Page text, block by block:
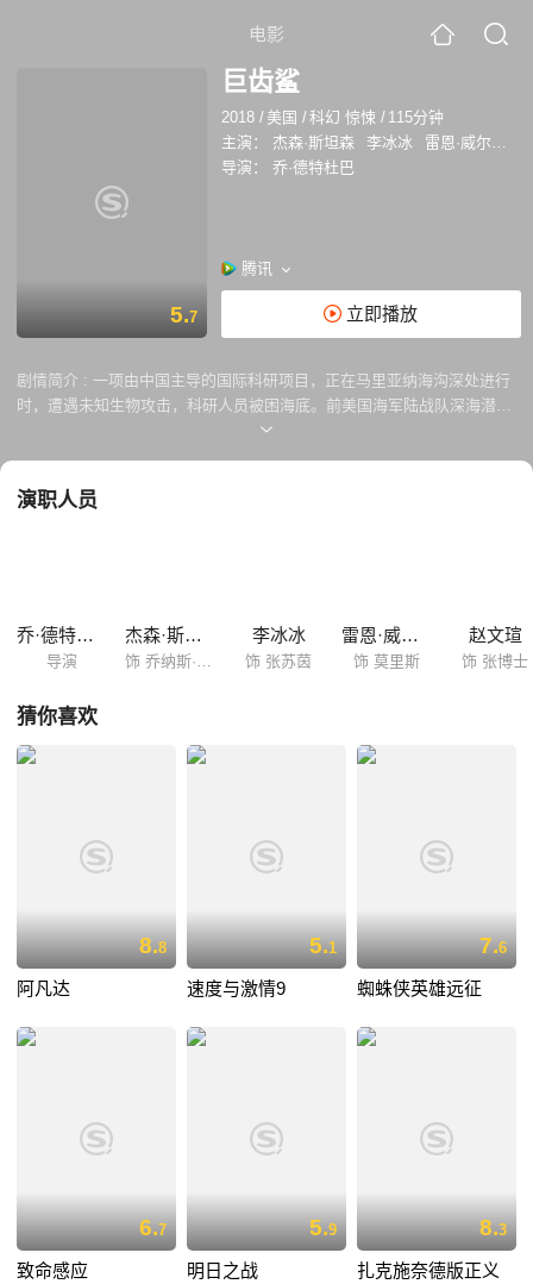
电影
5.7
巨齿鲨
2018 / 美国 /科幻 惊悚 / 115分钟
主演：
杰森·斯坦森 李冰冰 雷恩·威尔森
导演：
乔·德特杜巴
腾讯
立即播放
剧情简介 : 一项由中国主导的国际科研项目，正在马里亚纳海沟深处进行
时，遭遇未知生物攻击，科研人员被困海底。前美国海军陆战队深海潜水
专家乔纳斯·泰勒受命前往营救，再度遭遇数年前曾经在深海给自己留下终
海。当史前巨兽重返浅海，人类将为自己对大自然的贪婪付出惨重的代
演职人员
乔·德特杜巴
导演
杰森·斯坦森 李冰冰
饰 张苏茵
雷恩·威尔森
饰 莫里斯
赵文瑄
饰 张博士
猜你喜欢
8.8
阿凡达
5.1
速度与激情9
7.6
蜘蛛侠英雄远征
6.7
致命感应
5.9
明日之战
8.3
扎克施奈德版正义